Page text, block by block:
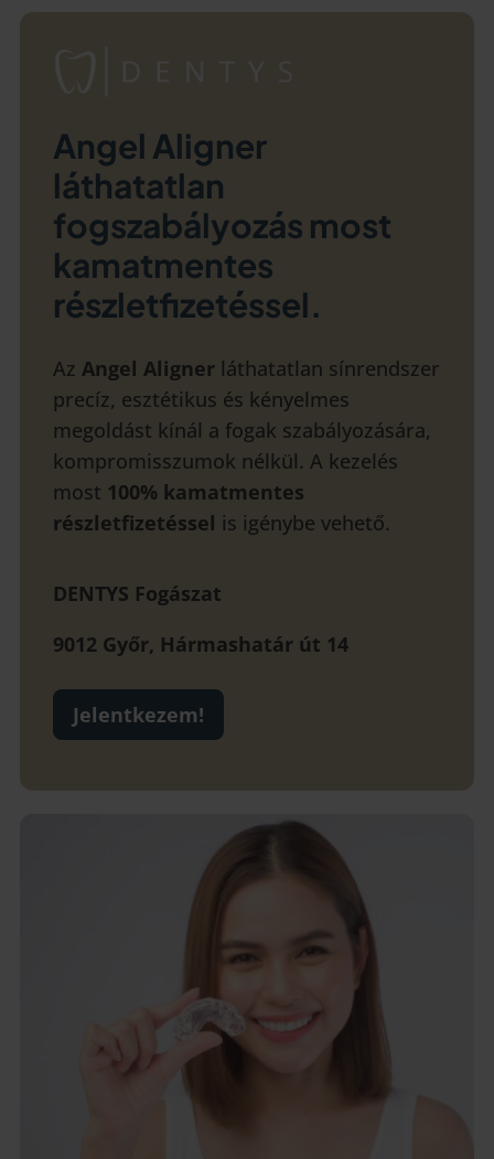
Angel Aligner
láthatatlan
fogszabályozás most
kamatmentes
részletfizetéssel.
Az Angel Aligner láthatatlan sínrendszer
precíz, esztétikus és kényelmes
megoldást kínál a fogak szabályozására,
kompromisszumok nélkül. A kezelés
most 100% kamatmentes
részletfizetéssel is igénybe vehető.
DENTYS Fogászat
9012 Győr, Hármashatár út 14
Jelentkezem!